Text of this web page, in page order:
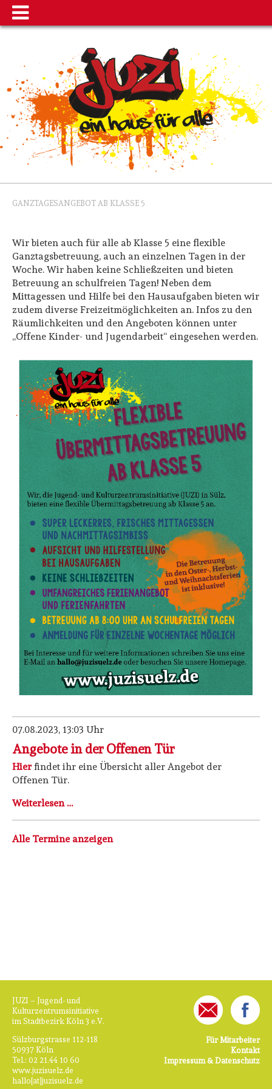
GANZTAGESANGEBOT AB KLASSE 5
Wir bieten auch für alle ab Klasse 5 eine flexible
Ganztagsbetreuung, auch an einzelnen Tagen in der
Woche. Wir haben keine Schließzeiten und bieten
Betreuung an schulfreien Tagen! Neben dem
Mittagessen und Hilfe bei den Hausaufgaben bieten wir
zudem diverse Freizeitmöglichkeiten an. Infos zu den
Räumlichkeiten und den Angeboten können unter
„Offene Kinder- und Jugendarbeit“ eingesehen werden.
07.08.2023, 13:03 Uhr
Angebote in der Offenen Tür
Hierfindet ihr eine Übersicht aller Angebot der
Offenen Tür.
Weiterlesen …Angebote
Offenen
Alle Termine anzeigen
JUZI – Jugend- und
Kulturzentrumsinitiative
im Stadtbezirk Köln 3 e.V.
Sülzburgstrasse 112-118
50937 Köln
Tel.: 02 21.44 10 60
www.juzisuelz.de
hallo[at]juzisuelz.de
Für Mitarbeiter
Kontakt
Impressum & Datenschutz